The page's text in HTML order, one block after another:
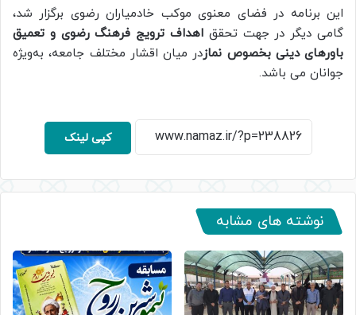
این برنامه در فضای معنوی موکب خادمیاران رضوی برگزار شد،
گامی دیگر در جهت تحقق اهداف ترویج فرهنگ رضوی و تعمیق
باورهای دینی بخصوص نمازدر میان اقشار مختلف جامعه، به‌ویژه
جوانان می باشد.
کپی لینک
نوشته های مشابه